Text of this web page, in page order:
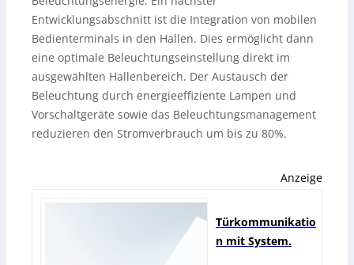
Entwicklungsabschnitt ist die Integration von mobilen
Bedienterminals in den Hallen. Dies ermöglicht dann
eine optimale Beleuchtungseinstellung direkt im
ausgewählten Hallenbereich. Der Austausch der
Beleuchtung durch energieeffiziente Lampen und
Vorschaltgeräte sowie das Beleuchtungsmanagement
reduzieren den Stromverbrauch um bis zu 80%.
Anzeige
Türkommunikatio
n mit System.